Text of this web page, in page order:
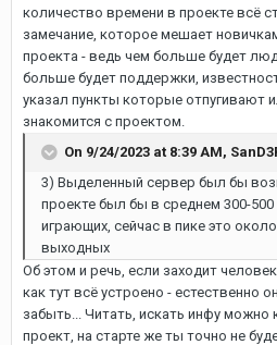
количество времени в проекте всё
замечание, которое мешает
проекта - ведь чем больше будет
больше будет поддержки,
указал пункты которые отпугивают
знакомится с проектом.
On 9/24/2023 at 8:39 AM,
3) Выделенный сервер был бы
проекте был бы в среднем 300-
играющих, сейчас в пике это
выходных
Об этом и речь, если заходит
как тут всё устроено - естественно
забыть... Читать, искать инфу можно
проект, на старте же ты точно не